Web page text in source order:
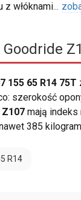
z włóknami...
Goodride
155 65 R14 75T
szerokość
mają indeks
385
R14